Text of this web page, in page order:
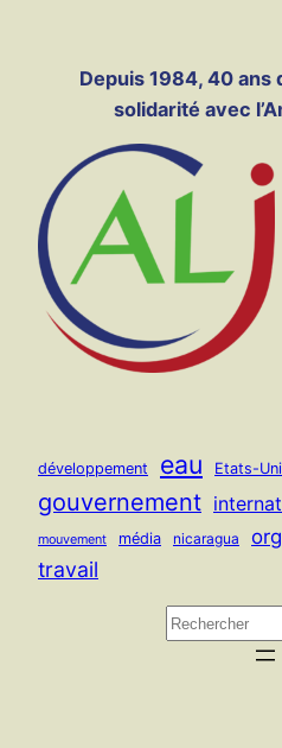
contenuDepuis 1984, 40 ans
solidarité avec
développement eau Etats-
gouvernement
mouvement média nicaragua
travail
R